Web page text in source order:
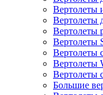
Вертолеты
Вертолеты
Вертолеты
Вертолеты
Вертолеты
Вертолеты
Вертолеты
Большие